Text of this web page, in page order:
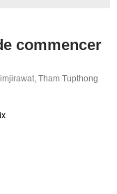
commencer
,Tham Tupthong